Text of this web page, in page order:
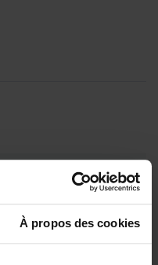
À propos des cookies
Indisponible
de 00:00 à 00:00